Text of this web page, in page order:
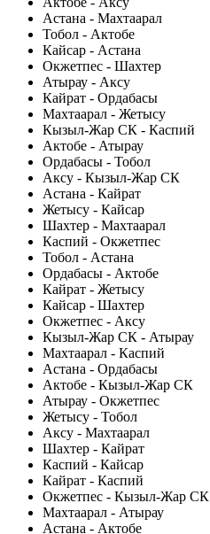
Астана - Махтаарал
Тобол - Актобе
Кайсар - Астана
Окжетпес - Шахтер
Атырау - Аксу
Кайрат - Ордабасы
Махтаарал - Жетысу
Кызыл-Жар СК - Каспий
Актобе - Атырау
Ордабасы - Тобол
Аксу - Кызыл-Жар СК
Астана - Кайрат
Жетысу - Кайсар
Шахтер - Махтаарал
Каспий - Окжетпес
Тобол - Астана
Ордабасы - Актобе
Кайрат - Жетысу
Кайсар - Шахтер
Окжетпес - Аксу
Кызыл-Жар СК - Атырау
Махтаарал - Каспий
Астана - Ордабасы
Актобе - Кызыл-Жар СК
Атырау - Окжетпес
Жетысу - Тобол
Аксу - Махтаарал
Шахтер - Кайрат
Каспий - Кайсар
Кайрат - Каспий
Окжетпес - Кызыл-Жар СК
Махтаарал - Атырау
Астана - Актобе